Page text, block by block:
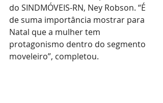
do SINDMÓVEIS-RN, Ney Robson. “É
de suma importância mostrar para
Natal que a mulher tem
protagonismo dentro do segmento
moveleiro”, completou.